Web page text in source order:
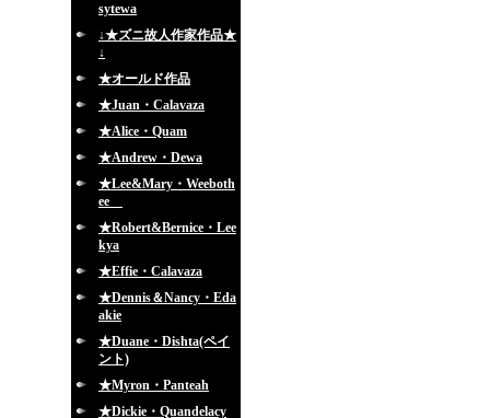
sytewa
↓★ズニ故人作家作品★
↓
★オールド作品
★Juan・Calavaza
★Alice・Quam
★Andrew・Dewa
★Lee&Mary・Weeboth
ee
★Robert&Bernice・Lee
kya
★Effie・Calavaza
★Dennis＆Nancy・Eda
akie
★Duane・Dishta(ペイ
ント)
★Myron・Panteah
★Dickie・Quandelacy